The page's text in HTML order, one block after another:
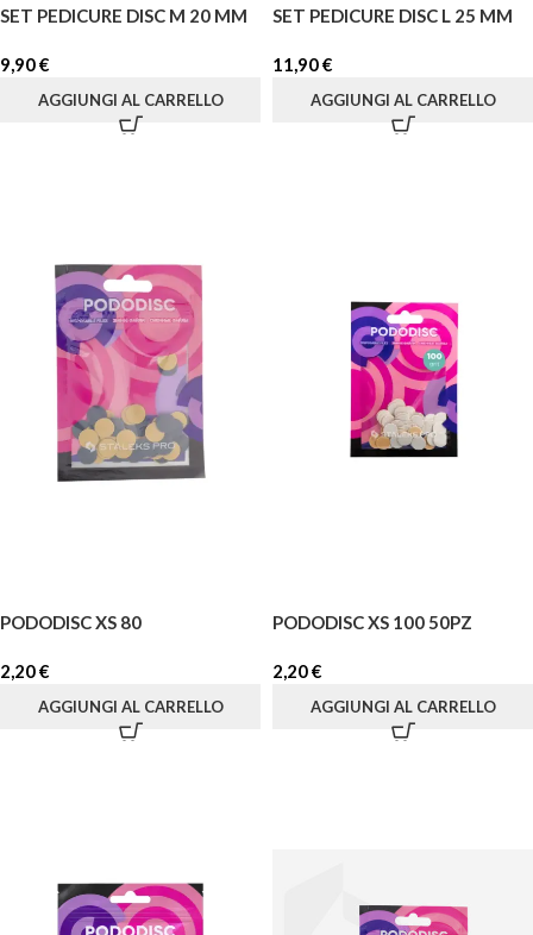
SET PEDICURE DISC M 20 MM
9,90€
AGGIUNGI AL CARRELLO
SET PEDICURE DISC L 25 MM
11,90€
AGGIUNGI AL CARRELLO
PODODISC XS 80
2,20€
AGGIUNGI AL CARRELLO
PODODISC XS 100 50PZ
2,20€
AGGIUNGI AL CARRELLO